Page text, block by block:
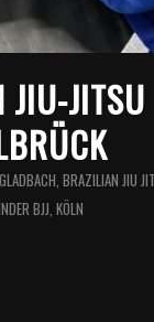
JIU-
BRAZILIAN JIU
BJJ KÖLN